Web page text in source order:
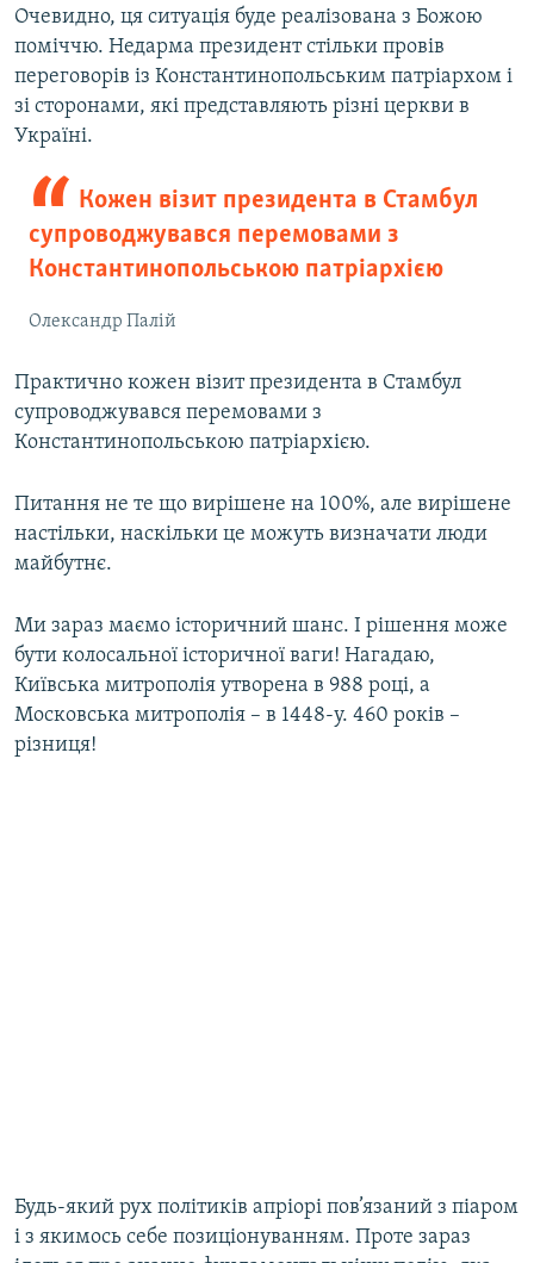
Очевидно, ця ситуація буде реалізована з Божою
поміччю. Недарма президент стільки провів
переговорів із Константинопольським патріархом і
зі сторонами, які представляють різні церкви в
Україні.
Кожен візит президента в Стамбул
супроводжувався перемовами з
Константинопольською патріархією
Олександр Палій
Практично кожен візит президента в Стамбул
супроводжувався перемовами з
Константинопольською патріархією.
Питання не те що вирішене на 100%, але вирішене
настільки, наскільки це можуть визначати люди
майбутнє.
Ми зараз маємо історичний шанс. І рішення може
бути колосальної історичної ваги! Нагадаю,
Київська митрополія утворена в 988 році, а
Московська митрополія – в 1448-у. 460 років –
різниця!
Будь-який рух політиків апріорі пов’язаний з піаром
і з якимось себе позиціонуванням. Проте зараз